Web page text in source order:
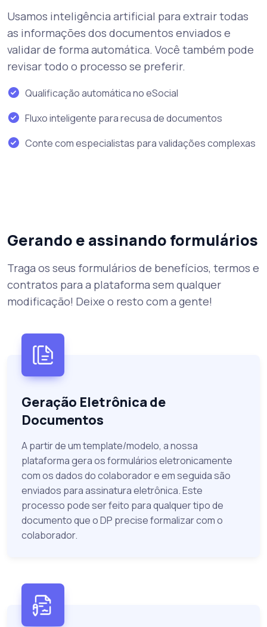
Usamos inteligência artificial para extrair todas
as informações dos documentos enviados e
validar de forma automática. Você também pode
revisar todo o processo se preferir.
Qualificação automática no eSocial
Fluxo inteligente para recusa de documentos
Conte com especialistas para validações complexas
Gerando e assinando formulários
Traga os seus formulários de benefícios, termos e
contratos para a plataforma sem qualquer
modificação! Deixe o resto com a gente!
Geração Eletrônica de
Documentos
A partir de um template/modelo, a nossa
plataforma gera os formulários eletronicamente
com os dados do colaborador e em seguida são
enviados para assinatura eletrônica. Este
processo pode ser feito para qualquer tipo de
documento que o DP precise formalizar com o
colaborador.